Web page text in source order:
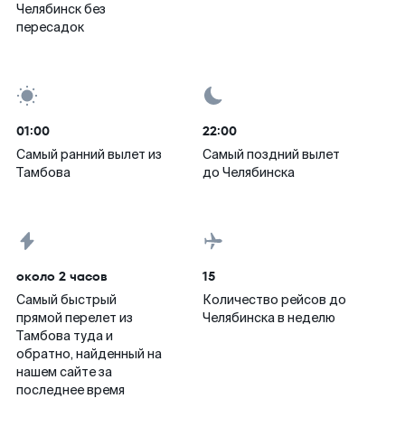
Челябинск без
пересадок
01:00
Самый ранний вылет из
Тамбова
22:00
Самый поздний вылет
до Челябинска
около 2 часов
Самый быстрый
прямой перелет из
Тамбова туда и
обратно, найденный на
нашем сайте за
последнее время
15
Количество рейсов до
Челябинска в неделю